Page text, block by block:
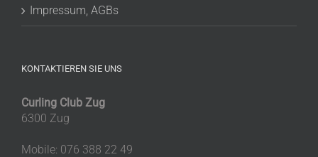
Impressum, AGBs
KONTAKTIEREN SIE UNS
Curling Club Zug
6300 Zug
Mobile: 076 388 22 49